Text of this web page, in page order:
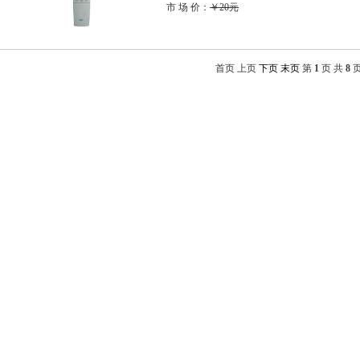
市 场 价： ￥20元
首页 上页 下页 末页 第 1 页 共 8